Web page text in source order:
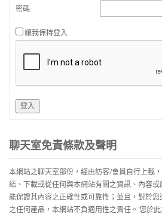
密碼:
讓我保持登入
登入
聊天室免責條款及聲明
本網站之聊天室部份，經由訪客/會員自行上載
結、下載或從任何與本網站有關之資訊、內容
能保證其內容之正確性或可靠性；並且，對於
之任何産品，本網站不負適用性之責任。 您於